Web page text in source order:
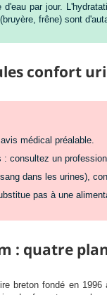
par jour.
frêne) sont
confort
médical préalable.
consultez un
dans les urines),
pas à une
: quatre
breton fondé en